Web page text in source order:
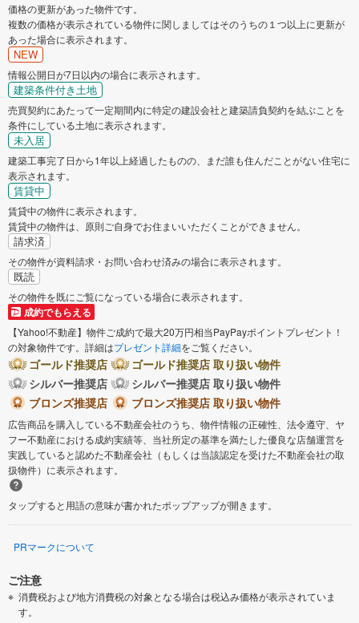
価格の更新があった物件です。
複数の価格が表示されている物件に関しましてはそのうちの１つ以上に更新が
あった場合に表示されます。
NEW
情報公開日が7日以内の場合に表示されます。
建築条件付き土地
売買契約にあたって一定期間内に特定の建設会社と建築請負契約を結ぶことを
条件にしている土地に表示されます。
未入居
建築工事完了日から1年以上経過したものの、まだ誰も住んだことがない住宅に
表示されます。
賃貸中
賃貸中の物件に表示されます。
賃貸中の物件は、原則ご自身でお住まいいただくことができません。
請求済
その物件が資料請求・お問い合わせ済みの場合に表示されます。
既読
その物件を既にご覧になっている場合に表示されます。
成約でもらえる
【Yahoo!不動産】物件ご成約で最大20万円相当PayPayポイントプレゼント！
の対象物件です。詳細はプレゼント詳細をご覧ください。
ゴールド推奨店
ゴールド推奨店 取り扱い物件
シルバー推奨店
シルバー推奨店 取り扱い物件
ブロンズ推奨店
ブロンズ推奨店 取り扱い物件
広告商品を購入している不動産会社のうち、物件情報の正確性、法令遵守、ヤ
フー不動産における成約実績等、当社所定の基準を満たした優良な店舗運営を
実践していると認めた不動産会社（もしくは当該認定を受けた不動産会社の取
扱物件）に表示されます。
タップすると用語の意味が書かれたポップアップが開きます。
PRマークについて
ご注意
消費税および地方消費税の対象となる場合は税込み価格が表示されていま
す。